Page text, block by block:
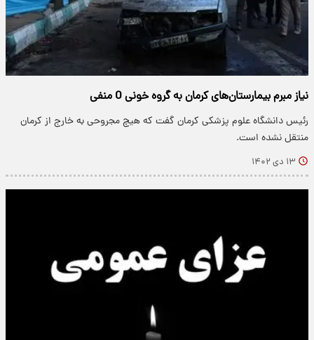
نیاز مبرم بیمارستان‌های کرمان به گروه خونی O منفی
رئیس دانشگاه علوم پزشکی کرمان گفت که هیچ مجروحی به خارج از کرمان
منتقل نشده است.
۱۳ دی ۱۴۰۲